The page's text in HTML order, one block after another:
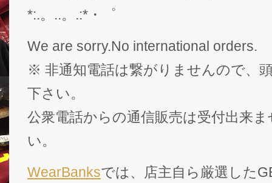
*:.。..。.:*・゜
We are sorry.No international orders.
※ 非通知電話は繋がりませんので、
下さい。
公衆電話からの通信販売は受付出来
い。
WearBanksでは、店主自ら厳選した